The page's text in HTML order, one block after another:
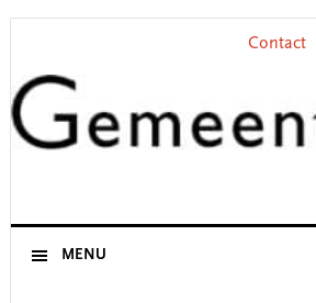
Skip
primary
navigation
Skip
content
Skip
primary
sidebar
Skip
footer
Contact
MENU